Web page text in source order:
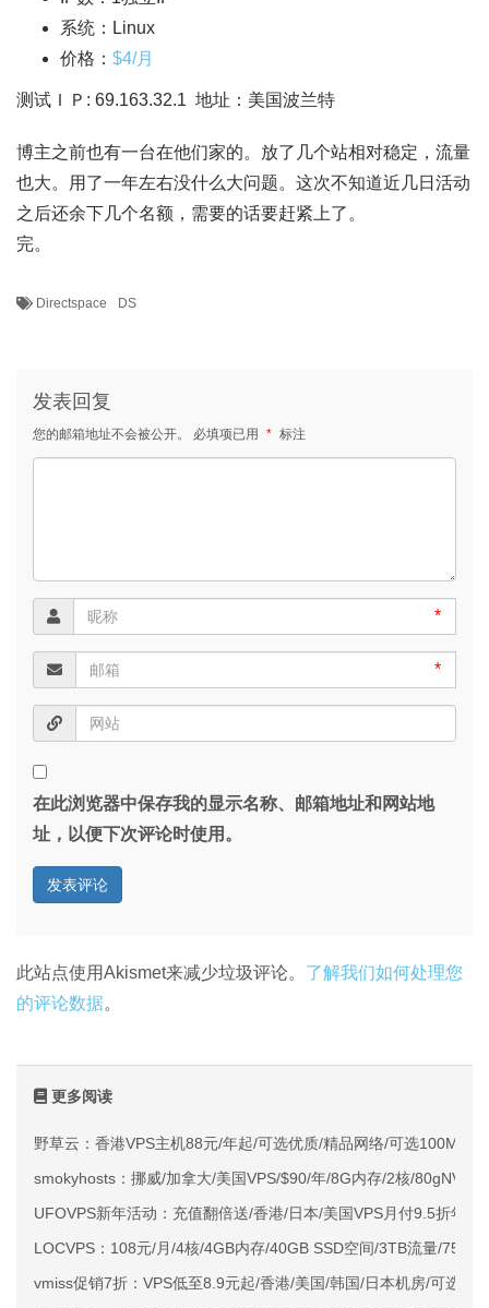
系统：Linux
价格： $4/月
测试ＩＰ: 69.163.32.1 地址：美国波兰特
博主之前也有一台在他们家的。放了几个站相对稳定，流量
也大。用了一年左右没什么大问题。这次不知道近几日活动
之后还余下几个名额，需要的话要赶紧上了。
完。
Directspace DS
发表回复
您的邮箱地址不会被公开。 必填项已用 * 标注
*
*
在此浏览器中保存我的显示名称、邮箱地址和网站地
址，以便下次评论时使用。
此站点使用Akismet来减少垃圾评论。 了解我们如何处理您
的评论数据。
更多阅读
野草云：香港VPS主机88元/年起/可选优质/精品网络/可选100M不
smokyhosts：挪威/加拿大/美国VPS/$90/年/8G内存/2核/
UFOVPS新年活动：充值翻倍送/香港/日本/美国VPS月付9.5折年
LOCVPS：108元/月/4核/4GB内存/40GB SSD空间/3TB流量/
vmiss促销7折：VPS低至8.9元起/香港/美国/韩国/日本机房/可选